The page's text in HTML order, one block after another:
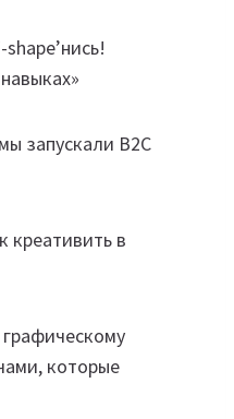
запускали B2C
креативить в
которые